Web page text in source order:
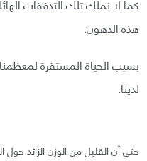
هذه الدهون.
بسبب الحياة المستقرة
لدينا.
حتى أن القليل من الوزن الزائد